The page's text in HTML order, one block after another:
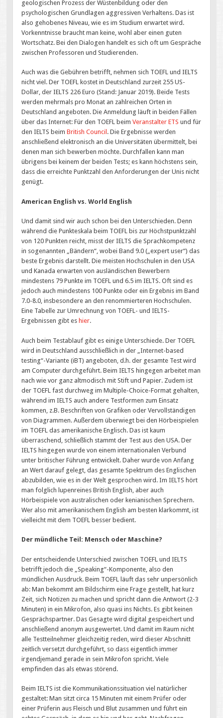
geologischen Prozess der Wüstenbildung oder den
psychologischen Grundlagen aggressiven Verhaltens. Das ist
also gehobenes Niveau, wie es im Studium erwartet wird.
Vorkenntnisse braucht man keine, wohl aber einen guten
Wortschatz. Bei den Dialogen handelt es sich oft um Gespräche
zwischen Professoren und Studierenden.
Auch was die Gebühren betrifft, nehmen sich TOEFL und IELTS
nicht viel. Der TOEFL kostet in Deutschland zurzeit 255 US-
Dollar, der IELTS 226 Euro (Stand: Januar 2019). Beide Tests
werden mehrmals pro Monat an zahlreichen Orten in
Deutschland angeboten. Die Anmeldung läuft in beiden Fällen
über das Internet: Für den TOEFL beimVeranstalter ETS und für
den IELTS beimBritish Council . Die Ergebnisse werden
anschließend elektronisch an die Universitäten übermittelt, bei
denen man sich bewerben möchte. Durchfallen kann man
übrigens bei keinem der beiden Tests; es kann höchstens sein,
dass die erreichte Punktzahl den Anforderungen der Unis nicht
genügt.
American English vs. World English
Und damit sind wir auch schon bei den Unterschieden. Denn
während die Punkteskala beim TOEFL bis zur Höchstpunktzahl
von 120 Punkten reicht, misst der IELTS die Sprachkompetenz
in sogenannten „Bändern“, wobei Band 9.0 („expert user“) das
beste Ergebnis darstellt. Die meisten Hochschulen in den USA
und Kanada erwarten von ausländischen Bewerbern
mindestens 79 Punkte im TOEFL und 6.5 im IELTS. Oft sind es
jedoch auch mindestens 100 Punkte oder ein Ergebnis im Band
7.0-8.0, insbesondere an den renommierteren Hochschulen.
Eine Tabelle zur Umrechnung von TOEFL- und IELTS-
Ergebnissen gibt es hier.
Auch beim Testablauf gibt es einige Unterschiede. Der TOEFL
wird in Deutschland ausschließlich in der „Internet-based
testing“-Variante (iBT) angeboten, d.h. der gesamte Test wird
am Computer durchgeführt. Beim IELTS hingegen arbeitet man
nach wie vor ganz altmodisch mit Stift und Papier. Zudem ist
der TOEFL fast durchweg im Multiple-Choice-Format gehalten,
während im IELTS auch andere Testformen zum Einsatz
kommen, z.B. Beschriften von Grafiken oder Vervollständigen
von Diagrammen. Außerdem überwiegt bei den Hörbeispielen
im TOEFL das amerikanische Englisch. Das ist kaum
überraschend, schließlich stammt der Test aus den USA. Der
IELTS hingegen wurde von einem internationalen Verbund
unter britischer Führung entwickelt. Daher wurde von Anfang
an Wert darauf gelegt, das gesamte Spektrum des Englischen
abzubilden, wie es in der Welt gesprochen wird. Im IELTS hört
man folglich lupenreines British English, aber auch
Hörbeispiele von australischen oder kenianischen Sprechern.
Wer also mit amerikanischem English am besten klarkommt, ist
vielleicht mit dem TOEFL besser bedient.
Der mündliche Teil: Mensch oder Maschine?
Der entscheidende Unterschied zwischen TOEFL und IELTS
betrifft jedoch die „Speaking“-Komponente, also den
mündlichen Ausdruck. Beim TOEFL läuft das sehr unpersönlich
ab: Man bekommt am Bildschirm eine Frage gestellt, hat kurz
Zeit, sich Notizen zu machen und spricht dann die Antwort (2-3
Minuten) in ein Mikrofon, also quasi ins Nichts. Es gibt keinen
Gesprächspartner. Das Gesagte wird digital gespeichert und
anschließend anonym ausgewertet. Und damit im Raum nicht
alle Testteilnehmer gleichzeitig reden, wird dieser Abschnitt
zeitlich versetzt durchgeführt, so dass eigentlich immer
irgendjemand gerade in sein Mikrofon spricht. Viele
empfinden das als etwas störend.
Beim IELTS ist die Kommunikationssituation viel natürlicher
gestaltet: Man sitzt circa 15 Minuten mit einem Prüfer oder
einer Prüferin aus Fleisch und Blut zusammen und führt ein